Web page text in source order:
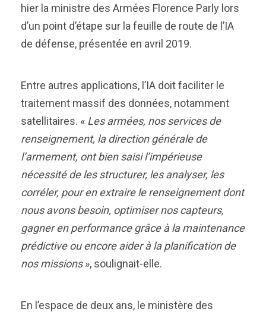
hier la ministre des Armées Florence Parly lors
d’un point d’étape sur la feuille de route de l’IA
de défense, présentée en avril 2019.
Entre autres applications, l’IA doit faciliter le
traitement massif des données, notamment
satellitaires. « Les armées, nos services de
renseignement, la direction générale de
l’armement, ont bien saisi l’impérieuse
nécessité de les structurer, les analyser, les
corréler, pour en extraire le renseignement dont
nous avons besoin, optimiser nos capteurs,
gagner en performance grâce à la maintenance
prédictive ou encore aider à la planification de
nos missions», soulignait-elle.
En l’espace de deux ans, le ministère des